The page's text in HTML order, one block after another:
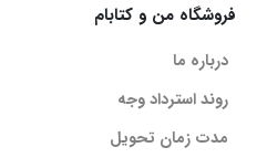
فروشگاه من و کتابام
درباره ما
روند استرداد وجه
مدت زمان تحویل